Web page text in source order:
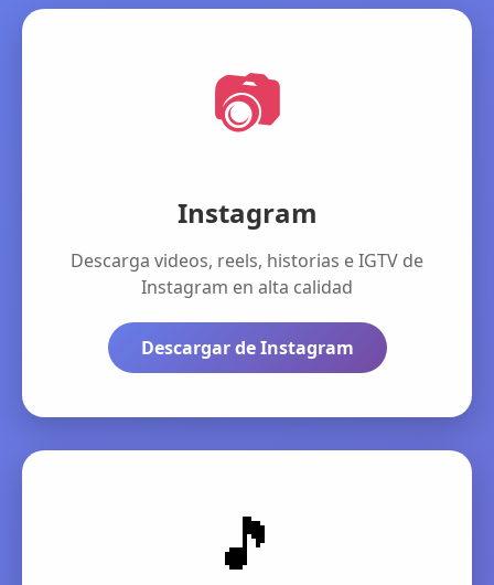
📷
Instagram
Descarga videos, reels, historias e IGTV de
Instagram en alta calidad
Descargar de Instagram
🎵